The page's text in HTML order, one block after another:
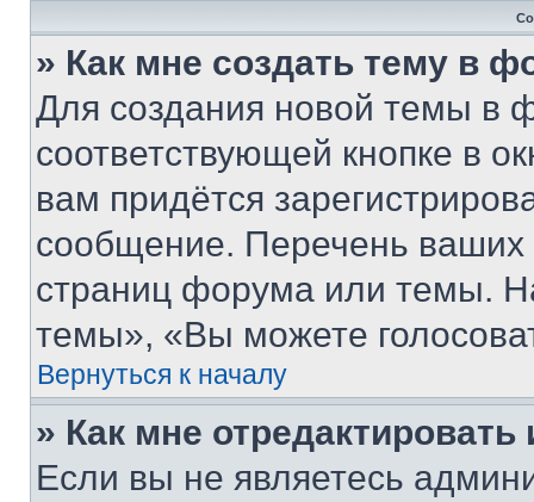
» Как мне создать тему в
Для создания новой темы в
соответствующей кнопке в
вам придётся
сообщение. Перечень ваших
страниц форума или темы.
темы», «Вы можете
Вернуться к началу
» Как мне
Если вы не являетесь